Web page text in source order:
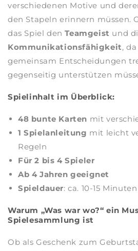
verschiedenen Motive und
den Stapeln erinnern müssen.
das Spiel denTeamgeist und
Kommunikationsfähigkeit,
gemeinsam Entscheidungen
gegenseitig unterstützen
Spielinhalt im Überblick:
48 bunte Karten mit
1 Spielanleitung mit leicht
Regeln
Für 2 bis 4 Spieler
Ab 4 Jahren geeignet
Spieldauer: ca. 10-15
Warum „Was war wo?“ ein
Spielesammlung ist
Ob als Geschenk zum